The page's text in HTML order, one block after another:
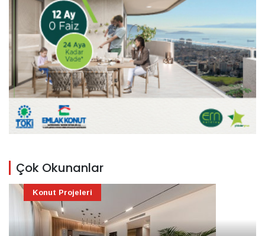
Çok Okunanlar
Konut Projeleri